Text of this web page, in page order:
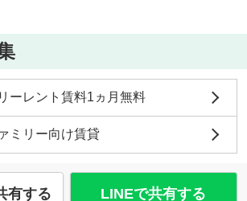
ーレント賃料1ヵ月無料
ミリー向け賃貸
有する LINEで共有する